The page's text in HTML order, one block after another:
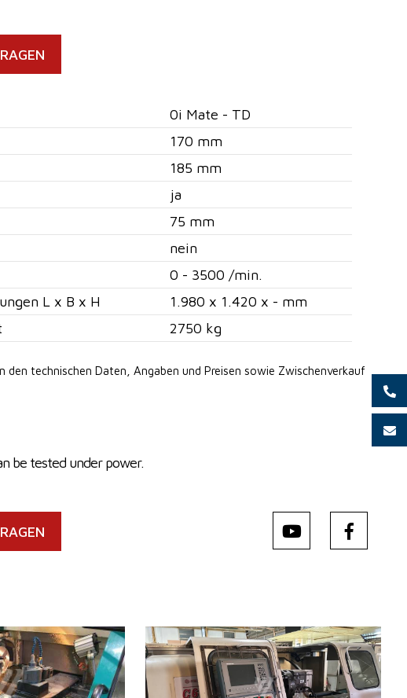
0i Mate - TD
170 mm
185 mm
ja
75 mm
nein
0 - 3500 /min.
L x B x H
1.980 x 1.420 x - mm
2750 kg
den technischen Daten, Angaben und Preisen sowie Zwischenverkauf
be tested under power.
1999
ja
810 D
500 mm
Baujahr:
0
Kontrollsystem
ja
Steuerung Heidenhain
Drehdurchmesser
630 mm